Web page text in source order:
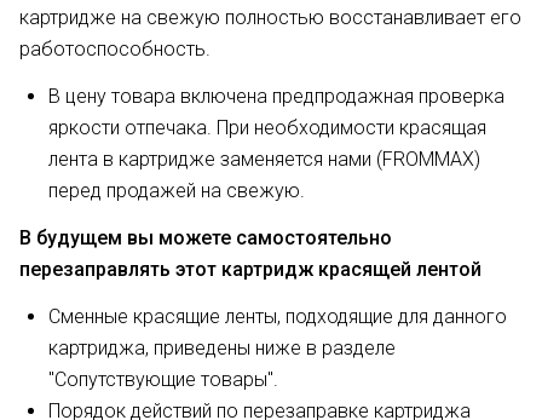
картридже на свежую полностью восстанавливает его
работоспособность.
В цену товара включена предпродажная проверка
яркости отпечака. При необходимости красящая
лента в картридже заменяется нами (FROMMAX)
перед продажей на свежую.
В будущем вы можете самостоятельно
перезаправлять этот картридж красящей лентой
Сменные красящие ленты, подходящие для данного
картриджа, приведены ниже в разделе
"Сопутствующие товары".
Порядок действий по перезаправке картриджа